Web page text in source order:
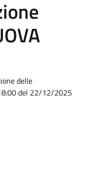
delle
del 22/12/2025